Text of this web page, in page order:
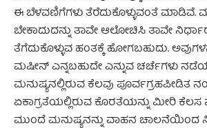
ಈ ಬೆಳವಣಿಗೆಗಳು ತೆರೆದುಕೊಳ್ಳುವಂತೆ ಮಾಡಿವೆ.
ಬೇಕಾದುದನ್ನು ತಾವೇ ಆಲೋಚಿಸಿ ತಾವೇ
ತೆಗೆದುಕೊಳ್ಳುವ ಹಂತಕ್ಕೆ ಹೋಗಬಹುದು.
ಮಷೀನ್ ಎನ್ನಬಹುದೇ ಎನ್ನುವ ಚರ್ಚೆಗಳು
ಮನುಷ್ಯನಲ್ಲಿರುವ ಕೆಲವು ಪೂರ್ವಗ್ರಹಪೀಡಿತ
ಏಕಾಗ್ರತೆಯಲ್ಲಿರುವ ಕೊರತೆಯನ್ನು ಮೀರಿ
ಮುಂದೆ ಮನುಷ್ಯನನ್ನು ವಾಹನ ಚಾಲನೆಯಿಂದ